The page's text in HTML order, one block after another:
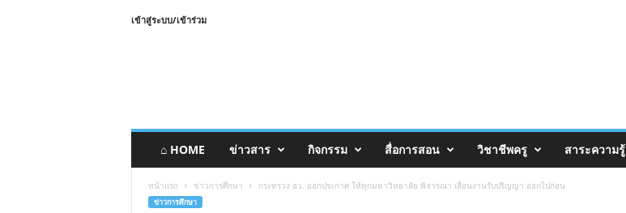
เข้าสู่ระบบ/เข้าร่วม
⌂ HOME ข่าวสาร กิจกรรม สื่อการสอน วิชาชีพครู สาระความรู้
หน้าแรก ข่าวการศึกษา กระทรวง อว. ออกประกาศ ให้ทุกมหาวิทยาลัย พิจารณา เลื่อนงานรับปริญญา ออกไปก่อน
ข่าวการศึกษา